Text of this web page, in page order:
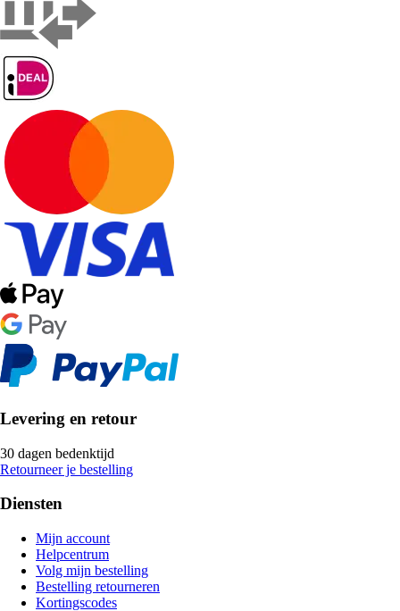
Levering en retour
30 dagen bedenktijd
Retourneer je bestelling
Diensten
Mijn account
Helpcentrum
Volg mijn bestelling
Bestelling retourneren
Kortingscodes